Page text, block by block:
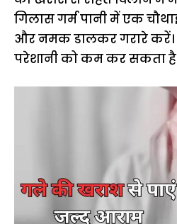
गिलास गर्म पानी में एक
और नमक डालकर गरारे करें।
परेशानी को कम कर सकता